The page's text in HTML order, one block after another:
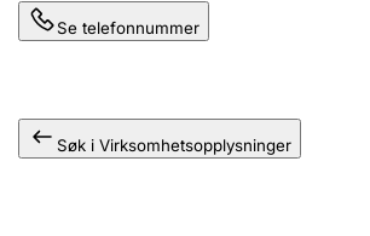
Se telefonnummer
Søk i Virksomhetsopplysninger